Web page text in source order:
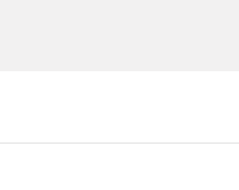
厚生
データ